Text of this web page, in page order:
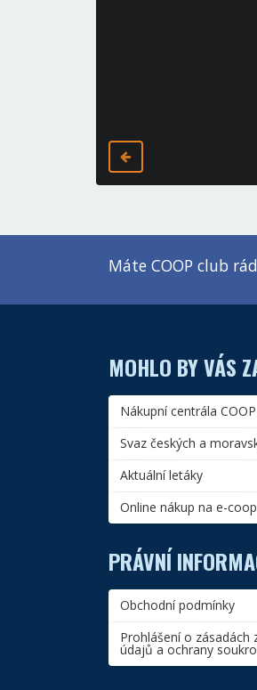
Máte COOP club
MOHLO BY VÁS
Nákupní centrála
Svaz českých a
Aktuální letáky
Online nákup na e-
PRÁVNÍ
Obchodní podmínky
Prohlášení o zásadách
údajů a ochrany